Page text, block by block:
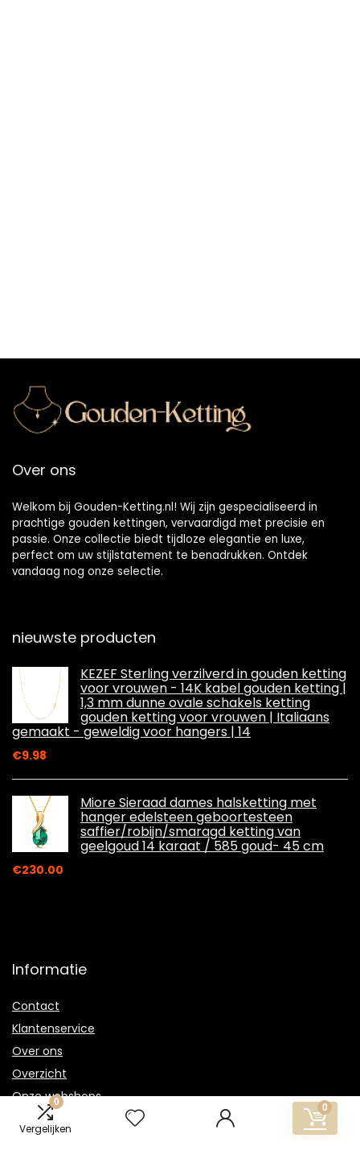
0
Vergelijken
0
Over ons
Welkom bij Gouden-Ketting.nl! Wij zijn gespecialiseerd in
prachtige gouden kettingen, vervaardigd met precisie en
passie. Onze collectie biedt tijdloze elegantie en luxe,
perfect om uw stijlstatement te benadrukken. Ontdek
vandaag nog onze selectie.
nieuwste producten
KEZEF Sterling verzilverd in gouden ketting
voor vrouwen - 14K kabel gouden ketting |
1,3 mm dunne ovale schakels ketting
gouden ketting voor vrouwen | Italiaans
gemaakt - geweldig voor hangers | 14
€9.98
Miore Sieraad dames halsketting met
hanger edelsteen geboortesteen
saffier/robijn/smaragd ketting van
geelgoud 14 karaat / 585 goud- 45 cm
€230.00
Informatie
Contact
Klantenservice
Over ons
Overzicht
Onze webshops
Vacature